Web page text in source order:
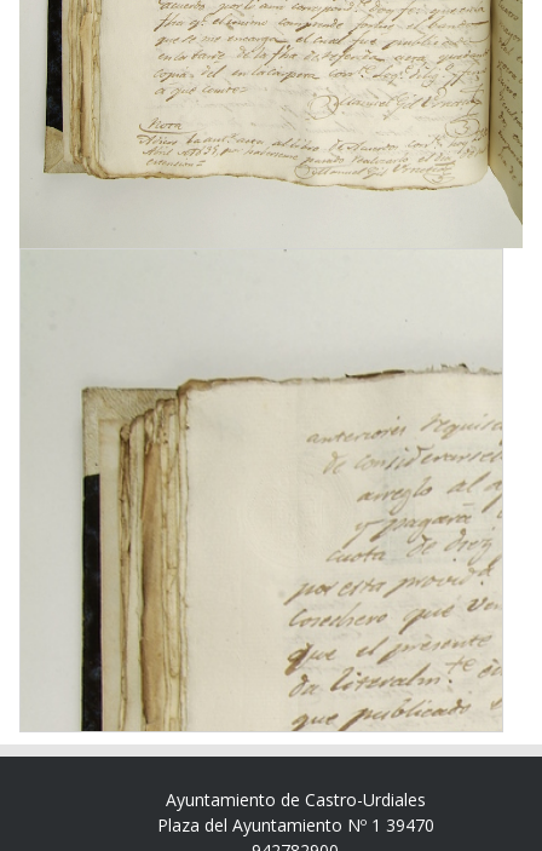
Ayuntamiento de Castro-Urdiales
Plaza del Ayuntamiento Nº 1 39470